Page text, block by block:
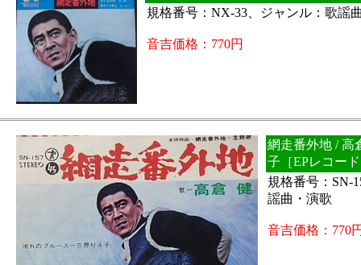
規格番号：NX-33、ジャンル：歌謡
音吉価格：770円
網走番外地 / 高
子［EPレコー
規格番号：SN-
謡曲・演歌
音吉価格：770